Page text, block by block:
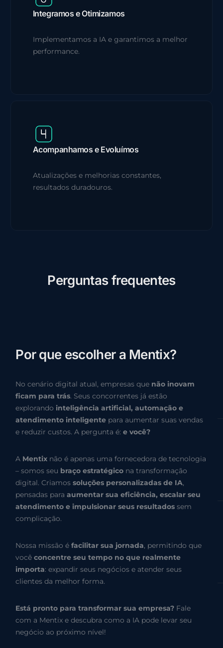
Integramos e Otimizamos
Implementamos a IA e garantimos a melhor
performance.
Acompanhamos e Evoluímos
Atualizações e melhorias constantes,
resultados duradouros.
Perguntas frequentes
Por que escolher a Mentix?
No cenário digital atual, empresas que não inovam
ficam para trás. Seus concorrentes já estão
explorando inteligência artificial, automação e
atendimento inteligente para aumentar suas vendas
e reduzir custos. A pergunta é:e você?
A Mentix não é apenas uma fornecedora de tecnologia
– somos seu braço estratégico na transformação
digital. Criamossoluções personalizadas de IA,
pensadas paraaumentar sua eficiência, escalar seu
atendimento e impulsionar seus resultados sem
complicação.
Nossa missão éfacilitar sua jornada, permitindo que
vocêconcentre seu tempo no que realmente
importa: expandir seus negócios e atender seus
clientes da melhor forma.
Está pronto para transformar sua empresa? Fale
com a Mentix e descubra como a IA pode levar seu
negócio ao próximo nível!